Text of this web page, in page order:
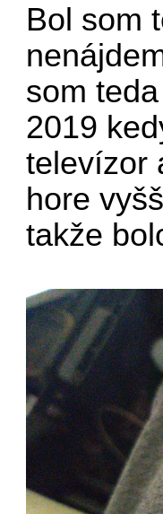
Bol som
som
2019
televízor
hore
takže